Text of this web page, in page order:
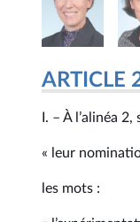
Date de dépôt
3 juin 2026
7 juin 2026
ARTICLE
I. – À l’alinéa
« leur
les mots :